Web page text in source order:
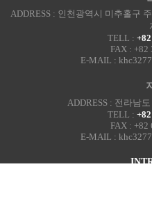
ADDRESS : 인천광역시 미추홀구
TELL :
FAX : +82
E-MAIL :
ADDRESS : 전라남
TELL :
FAX : +82
E-MAIL :